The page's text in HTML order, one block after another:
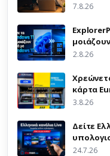
7.8.26
2.8.26
κάρτα
3.8.26
Δείτε
24.7.26